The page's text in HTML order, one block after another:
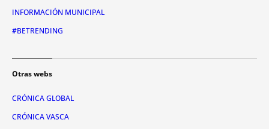
INFORMACIÓN MUNICIPAL
#BETRENDING
Otras webs
CRÓNICA GLOBAL
CRÓNICA VASCA